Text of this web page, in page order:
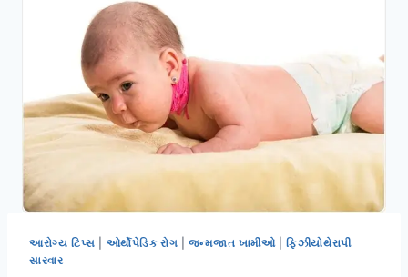
આરોગ્ય ટિપ્સ ઓર્થોપેડિક રોગ |જન્મજાત ખામીઓ|ફિઝીયોથેરાપી
સારવાર